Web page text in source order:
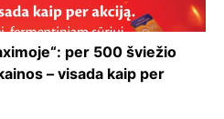
per 500 šviežio
– visada kaip per